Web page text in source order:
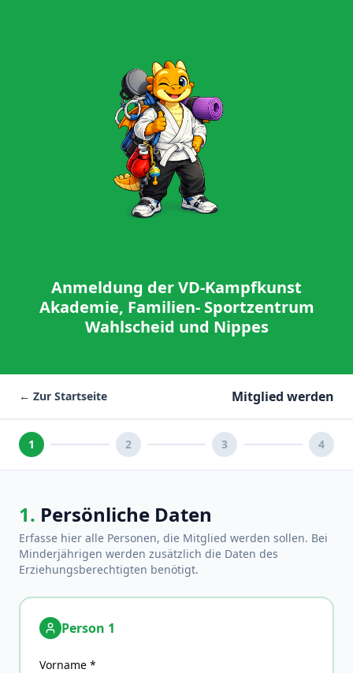
Anmeldung der VD-Kampfkunst
Akademie, Familien- Sportzentrum
Wahlscheid und Nippes
← Zur Startseite Mitglied werden
1 2 3 4
1. Persönliche Daten
Erfasse hier alle Personen, die Mitglied werden sollen. Bei
Minderjährigen werden zusätzlich die Daten des
Erziehungsberechtigten benötigt.
Person 1
Vorname *